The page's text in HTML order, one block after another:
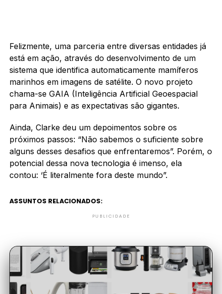
Felizmente, uma parceria entre diversas entidades já
está em ação, através do desenvolvimento de um
sistema que identifica automaticamente mamíferos
marinhos em imagens de satélite. O novo projeto
chama-se GAIA (Inteligência Artificial Geoespacial
para Animais) e as expectativas são gigantes.
Ainda, Clarke deu um depoimentos sobre os
próximos passos: “Não sabemos o suficiente sobre
alguns desses desafios que enfrentaremos”. Porém, o
potencial dessa nova tecnologia é imenso, ela
contou: ‘É literalmente fora deste mundo”.
ASSUNTOS RELACIONADOS:
PUBLICIDADE